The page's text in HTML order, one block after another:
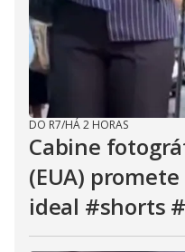
DO R7/HÁ 2 HORAS
Cabine
(EUA)
ideal #shorts